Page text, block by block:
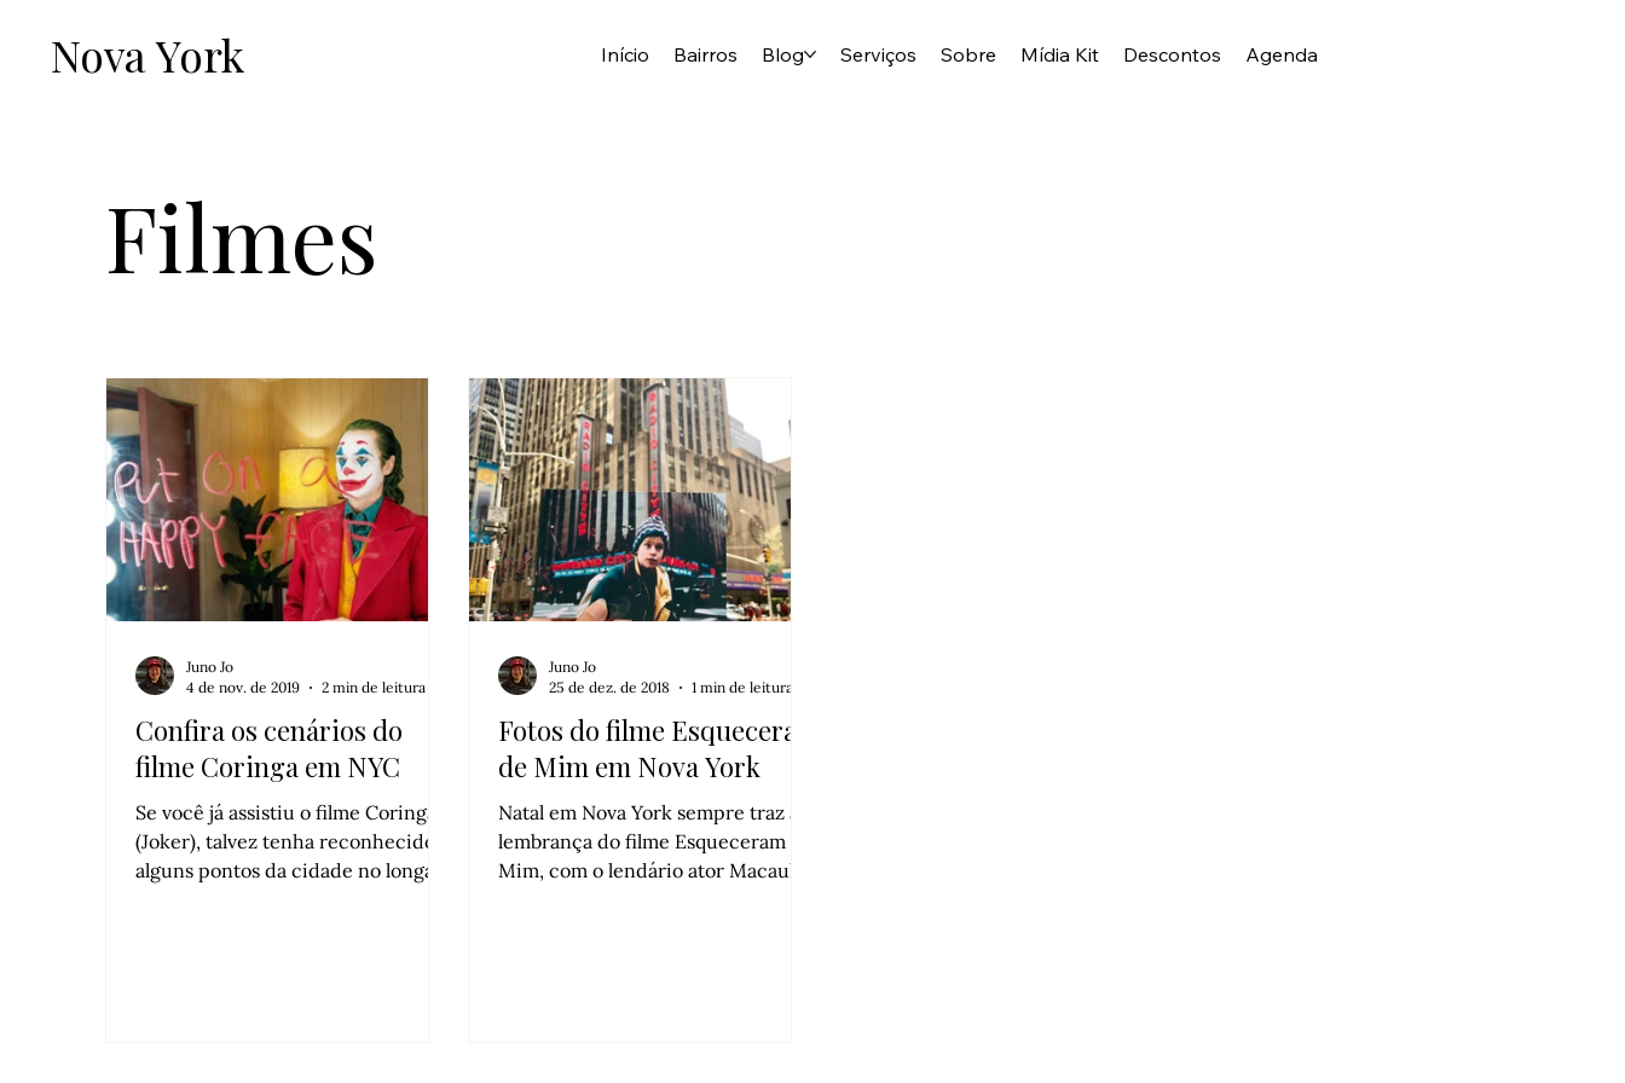
Nova York Início Bairros Blog Serviços Sobre Mídia Kit Descontos Agenda
Filmes
Confira os cenários do
filme Coringa em NYC
Se você já assistiu o filme Coringa
(Joker), talvez tenha reconhecido
alguns pontos da cidade no longa,
Juno Jo
4 de nov. de 2019
2 min de leitura
Fotos do filme Esqueceram
de Mim em Nova York
Natal em Nova York sempre traz a
lembrança do filme Esqueceram de
Mim, com o lendário ator Macaulay
Juno Jo
25 de dez. de 2018
1 min de leitura